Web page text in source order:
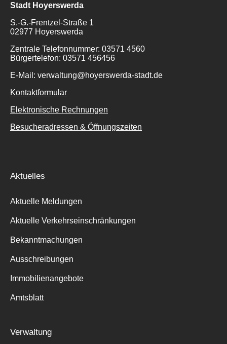
Stadt Hoyerswerda
S.-G.-Frentzel-Straße 1
02977 Hoyerswerda
Zentrale Telefonnummer: 03571 4560
Bürgertelefon: 03571 456456
E-Mail: verwaltung@hoyerswerda-stadt.de
Kontaktformular
Elektronische Rechnungen
Besucheradressen & Öffnungszeiten
Aktuelles
Aktuelle Meldungen
Aktuelle Verkehrseinschränkungen
Bekanntmachungen
Ausschreibungen
Immobilienangebote
Amtsblatt
Verwaltung